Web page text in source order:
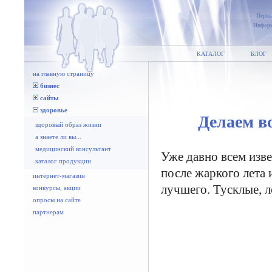
КАТАЛОГ БЛОГ
Делаем
Уже давно всем
после жаркого лета
лучшего. Тусклые,
на главную страницу
бизнес
сайты
здоровье
здоровый образ жизни
а знаете ли вы...
медицинский консультант
каталог продукции
интернет-магазин
конкурсы, акции
опросы на сайте
партнерам